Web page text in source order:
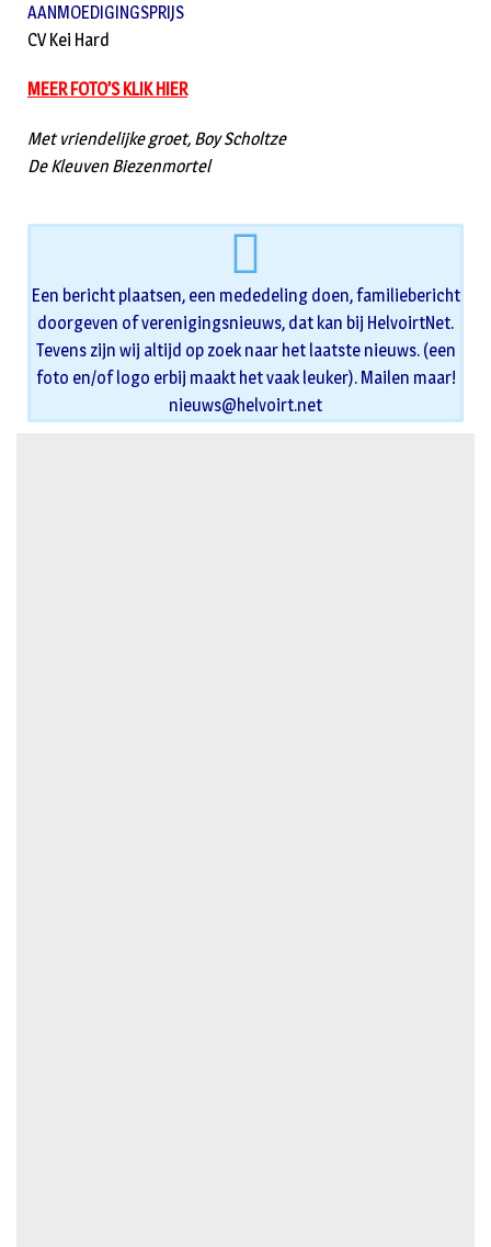
AANMOEDIGINGSPRIJS
CV Kei Hard
MEER FOTO’S KLIK HIER
Met vriendelijke groet, Boy Scholtze
De Kleuven Biezenmortel
Een bericht plaatsen, een mededeling doen, familiebericht
doorgeven of verenigingsnieuws, dat kan bij HelvoirtNet.
Tevens zijn wij altijd op zoek naar het laatste nieuws. (een
foto en/of logo erbij maakt het vaak leuker). Mailen maar!
nieuws@helvoirt.net